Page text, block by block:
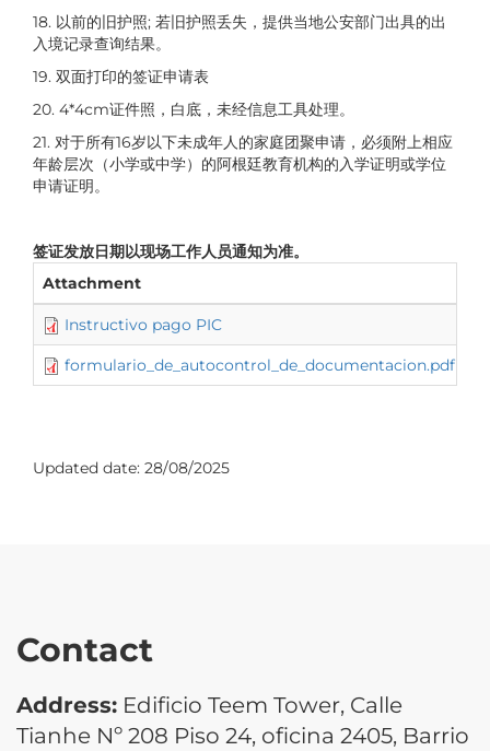
18. 以前的旧护照; 若旧护照丢失，提供当地公安部门出具的出
入境记录查询结果。
19. 双面打印的签证申请表
20. 4*4cm证件照，白底，未经信息工具处理。
21. 对于所有16岁以下未成年人的家庭团聚申请，必须附上相应
年龄层次（小学或中学）的阿根廷教育机构的入学证明或学位
申请证明。
签证发放日期以现场工作人员通知为准。
Attachment
Instructivo pago PIC
formulario_de_autocontrol_de_documentacion.pdf
Updated date: 28/08/2025
Contact
Address: Edificio Teem Tower, Calle
Tianhe Nº 208 Piso 24, oficina 2405, Barrio